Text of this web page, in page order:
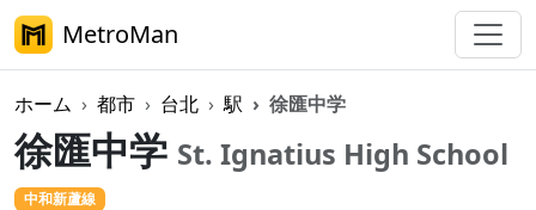
MetroMan
ホーム 都市 台北 駅 徐匯中学
徐匯中学 St. Ignatius High School
中和新蘆線